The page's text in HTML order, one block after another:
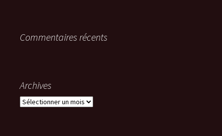
Commentaires récents
Archives
Archives